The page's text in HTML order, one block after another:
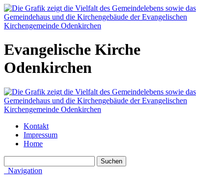
Evangelische Kirche
Odenkirchen
Kontakt
Impressum
Home
Navigation